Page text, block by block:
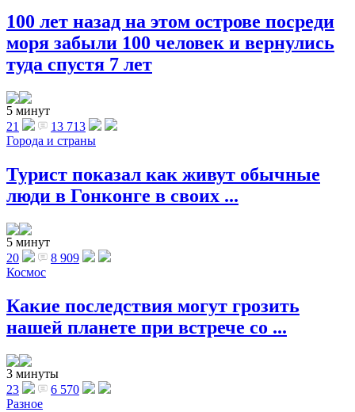
100 лет назад на этом острове посреди
моря забыли 100 человек и вернулись
туда спустя 7 лет
5 минут
21
13 713
Города и страны
Турист показал как живут обычные
люди в Гонконге в своих ...
5 минут
20
8 909
Космос
Какие последствия могут грозить
нашей планете при встрече со ...
3 минуты
23
6 570
Разное